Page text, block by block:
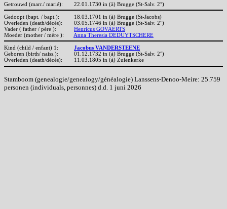
Getrouwd (marr./ marié): 22.01.1730 in (à) Brugge (St-Salv. 2°)
Gedoopt (bapt. / bapt.):
18.03.1701 in (à) Brugge (St-Jacobs)
Overleden (death/décès):
03.05.1746 in (à) Brugge (St-Salv. 2°)
Vader ( father / père ):
Henricus GOVAERTS
Moeder (mother / mère ):
Anna Theresia DEDUYTSCHERE
Kind (child / enfant) 1:
Jacobus VANDERSTEENE
Geboren (birth/ naiss.):
01.12.1732 in (à) Brugge (St-Salv. 2°)
Overleden (death/décès):
11.03.1805 in (à) Zuienkerke
Stamboom (genealogie/genealogy/généalogie) Lanssens-Denoo-Meire: 25.759
personen (individuals, personnes) d.d. 1 juni 2026